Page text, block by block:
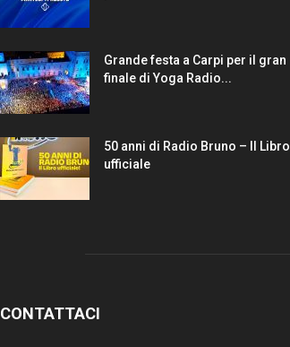
Grande festa a Carpi per il gran
finale di Yoga Radio...
50 anni di Radio Bruno – Il Libro
ufficiale
CONTATTACI